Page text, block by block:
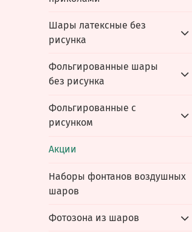
Шары латексные без
рисунка
Фольгированные шары
без рисунка
Фольгированные с
рисунком
Акции
Наборы фонтанов воздушных
шаров
Фотозона из шаров